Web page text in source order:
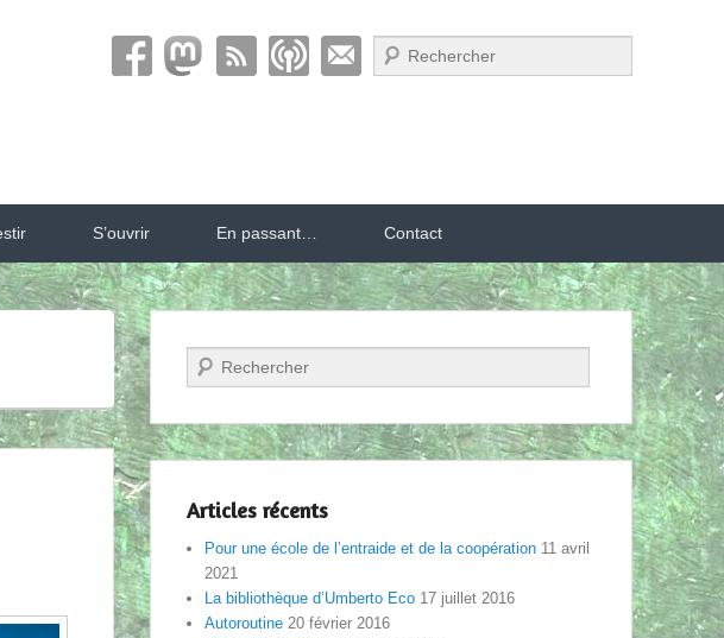
Recherche
S’ouvrir En passant… Contact
Recherche
Articles récents
Pour une école de l’entraide et de la coopération 11 avril
2021
La bibliothèque d’Umberto Eco 17 juillet 2016
Autoroutine 20 février 2016